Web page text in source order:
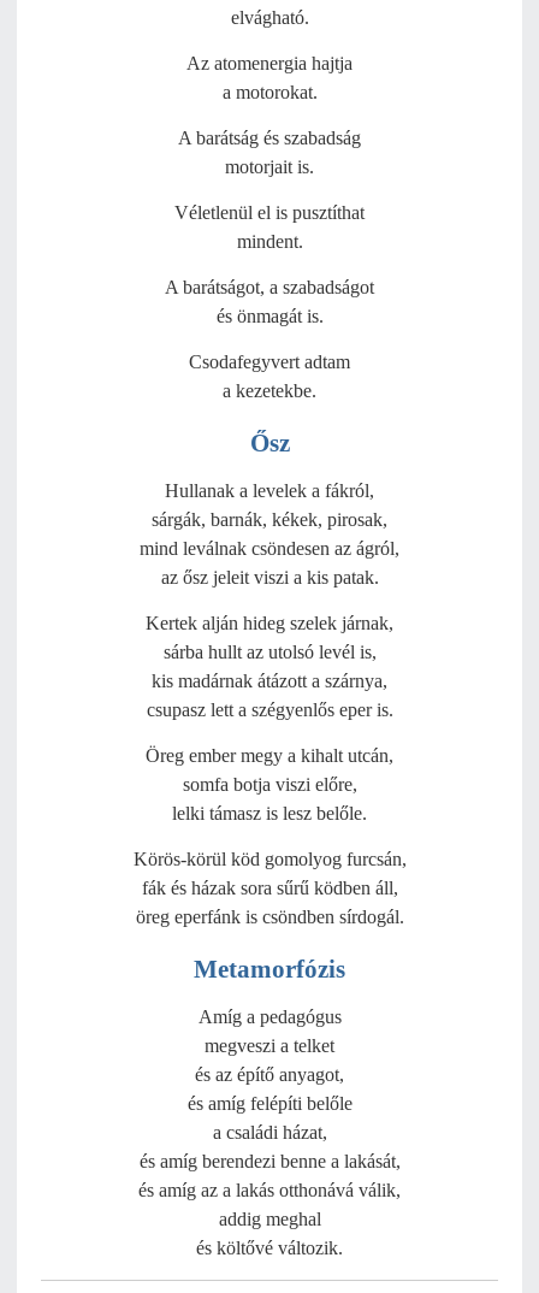
elvágható.
Az atomenergia hajtja
a motorokat.
A barátság és szabadság
motorjait is.
Véletlenül el is pusztíthat
mindent.
A barátságot, a szabadságot
és önmagát is.
Csodafegyvert adtam
a kezetekbe.
Ősz
Hullanak a levelek a fákról,
sárgák, barnák, kékek, pirosak,
mind leválnak csöndesen az ágról,
az ősz jeleit viszi a kis patak.
Kertek alján hideg szelek járnak,
sárba hullt az utolsó levél is,
kis madárnak átázott a szárnya,
csupasz lett a szégyenlős eper is.
Öreg ember megy a kihalt utcán,
somfa botja viszi előre,
lelki támasz is lesz belőle.
Körös-körül köd gomolyog furcsán,
fák és házak sora sűrű ködben áll,
öreg eperfánk is csöndben sírdogál.
Metamorfózis
Amíg a pedagógus
megveszi a telket
és az építő anyagot,
és amíg felépíti belőle
a családi házat,
és amíg berendezi benne a lakását,
és amíg az a lakás otthonává válik,
addig meghal
és költővé változik.